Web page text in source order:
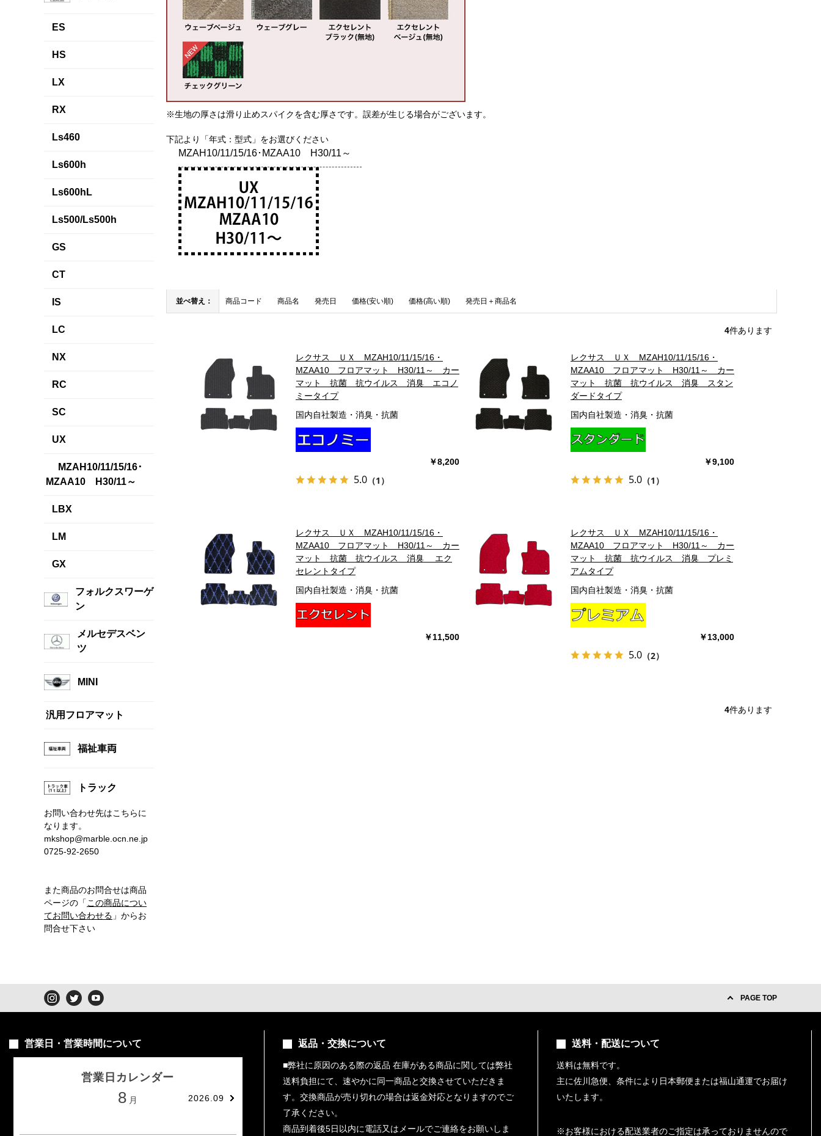
ES
HS
LX
RX
Ls460
Ls600h
Ls600hL
Ls500/Ls500h
GS
CT
IS
LC
NX
RC
SC
UX
MZAH10/11/15/16･
MZAA10 H30/11～
LBX
LM
GX
フォルクスワーゲ
ン
メルセデスベン
ツ
MINI
汎用フロアマット
福祉車両
トラック
お問い合わせ先はこちらに
なります。
mkshop@marble.ocn.ne.jp
0725-92-2650
また商品のお問合せは商品
ページの「この商品につい
てお問い合わせる 」からお
問合せ下さい
※生地の厚さは滑り止めスパイクを含む厚さです。誤差が生じる場合がございます。
下記より「年式：型式」をお選びください
MZAH10/11/15/16･MZAA10 H30/11～
並べ替え： 商品コード 商品名 発売日 価格(安い順) 価格(高い順) 発売日＋商品名
4件あります
レクサス ＵＸ MZAH10/11/15/16・
MZAA10 フロアマット H30/11～ カー
マット 抗菌 抗ウイルス 消臭 エコノ
ミータイプ
国内自社製造・消臭・抗菌
￥8,200
5.0 （1）
レクサス ＵＸ MZAH10/11/15/16・
MZAA10 フロアマット H30/11～ カー
マット 抗菌 抗ウイルス 消臭 スタン
ダードタイプ
国内自社製造・消臭・抗菌
￥9,100
5.0 （1）
レクサス ＵＸ MZAH10/11/15/16・
MZAA10 フロアマット H30/11～ カー
マット 抗菌 抗ウイルス 消臭 エク
セレントタイプ
国内自社製造・消臭・抗菌
￥11,500
レクサス ＵＸ MZAH10/11/15/16・
MZAA10 フロアマット H30/11～ カー
マット 抗菌 抗ウイルス 消臭 プレミ
アムタイプ
国内自社製造・消臭・抗菌
￥13,000
5.0 （2）
4件あります
PAGE TOP
営業日・営業時間について
営業日カレンダー
8 月 2026.09 9月 2026.10 10 月
返品・交換について
■弊社に原因のある際の返品 在庫がある商品に関しては弊社
送料負担にて、速やかに同一商品と交換させていただきま
す。交換商品が売り切れの場合は返金対応となりますのでご
了承ください。
商品到着後5日以内に電話又はメールでご連絡をお願いしま
送料・配送について
送料は無料です。
主に佐川急便、条件により日本郵便または福山通運でお届け
いたします。
※お客様における配送業者のご指定は承っておりませんので